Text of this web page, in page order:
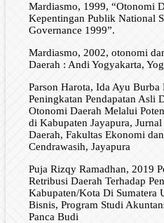
Mardiasmo, 1999, “Otonomi
Kepentingan Publik National
Governance 1999”.
Mardiasmo, 2002, otonomi
Daerah : Andi Yogyakarta,
Parson Harota, Ida Ayu
Peningkatan Pendapatan Asli
Otonomi Daerah Melalui
di Kabupaten Jayapura,
Daerah, Fakultas Ekonomi
Cendrawasih, Jayapura
Puja Rizqy Ramadhan, 2019
Retribusi Daerah Terhadap
Kabupaten/Kota Di Sumatera
Bisnis, Program Studi
Panca Budi